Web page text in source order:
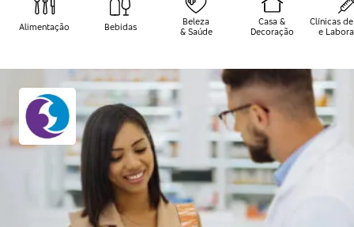
Alimentação Bebidas
Beleza
& Saúde
Casa &
Decoração
Clínicas
e